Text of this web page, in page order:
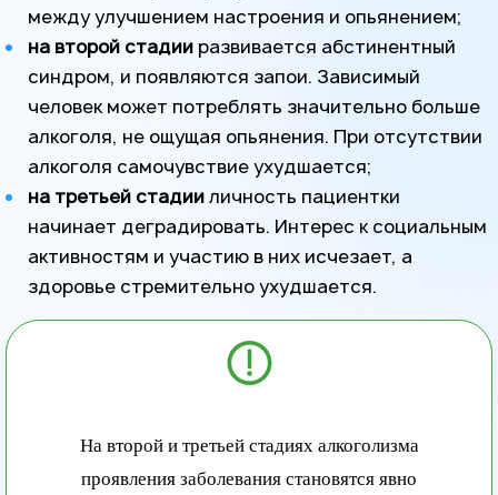
между улучшением настроения и опьянением;
на второй стадии развивается абстинентный
синдром, и появляются запои. Зависимый
человек может потреблять значительно больше
алкоголя, не ощущая опьянения. При отсутствии
алкоголя самочувствие ухудшается;
на третьей стадииличность пациентки
начинает деградировать. Интерес к социальным
активностям и участию в них исчезает, а
здоровье стремительно ухудшается.
На второй и третьей стадиях алкоголизма
проявления заболевания становятся явно